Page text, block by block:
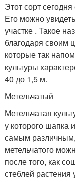
Этот сорт
Его можно
участке . Такое
благодаря своим
которые так
культуры
40 до 1,5 м.
Метельчатый
Метельчатая
у которого шапка
самым
метельчатого
после того, как
стеблей